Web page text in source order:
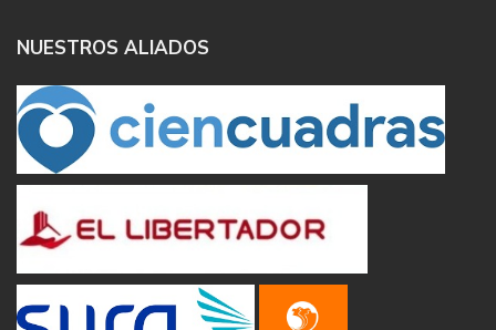
NUESTROS ALIADOS